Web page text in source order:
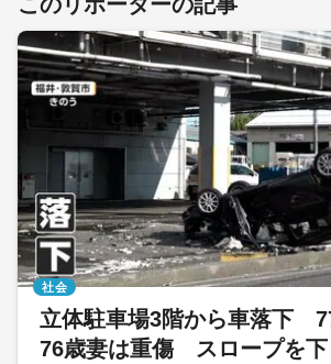
立体駐車場3階から車落下
76歳妻は重傷 スロープを下
社会